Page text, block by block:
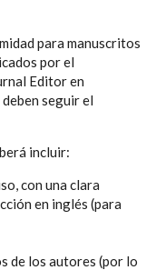
para manuscritos
por el
Editor en
seguir el
incluir:
con una clara
en inglés (para
de los autores (por lo